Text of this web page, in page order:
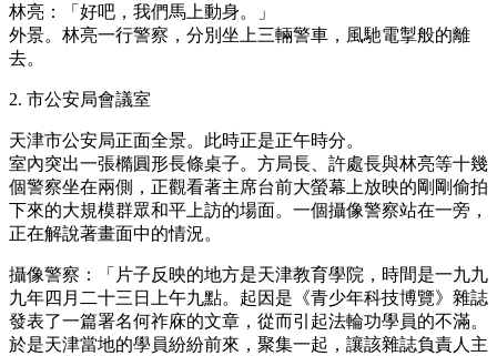
林亮：「好吧，我們馬上動身。」
外景。林亮一行警察，分別坐上三輛警車，風馳電掣般的離
去。
2. 市公安局會議室
天津市公安局正面全景。此時正是正午時分。
室內突出一張橢圓形長條桌子。方局長、許處長與林亮等十幾
個警察坐在兩側，正觀看著主席台前大螢幕上放映的剛剛偷拍
下來的大規模群眾和平上訪的場面。一個攝像警察站在一旁，
正在解說著畫面中的情況。
攝像警察：「片子反映的地方是天津教育學院，時間是一九九
九年四月二十三日上午九點。起因是《青少年科技博覽》雜誌
發表了一篇署名何祚庥的文章，從而引起法輪功學員的不滿。
於是天津當地的學員紛紛前來，聚集一起，讓該雜誌負責人主